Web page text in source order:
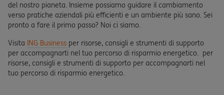
del nostro pianeta. Insieme possiamo guidare il cambiamento
verso pratiche aziendali più efficienti e un ambiente più sano. Sei
pronto a fare il primo passo? Noi ci siamo.
Visita ING Business per risorse, consigli e strumenti di supporto
per accompagnarti nel tuo percorso di risparmio energetico. per
risorse, consigli e strumenti di supporto per accompagnarti nel
tuo percorso di risparmio energetico.